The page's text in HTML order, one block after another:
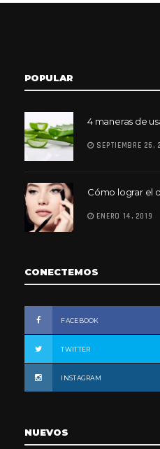
POPULAR
4 maneras de
SEPTIEMBRE 26,
Cómo lograr el
ENERO 14, 2019
CONECTEMOS
FACEBOOK
TWITTER
INSTAGRAM
NUEVOS